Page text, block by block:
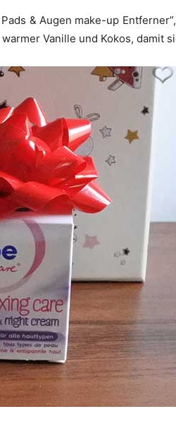
& Augen make-up
Vanille und Kokos, damit